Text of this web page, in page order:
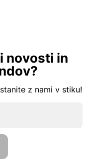
novosti in
z nami v stiku!